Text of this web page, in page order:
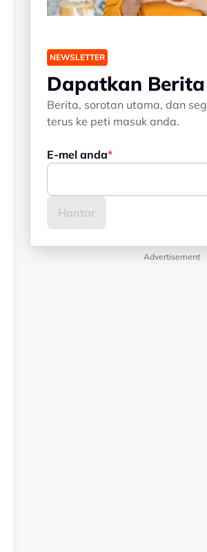
NEWSLETTER
Dapatkan
Berita, sorotan utama, dan
terus ke peti masuk anda.
E-mel anda
Advertisement